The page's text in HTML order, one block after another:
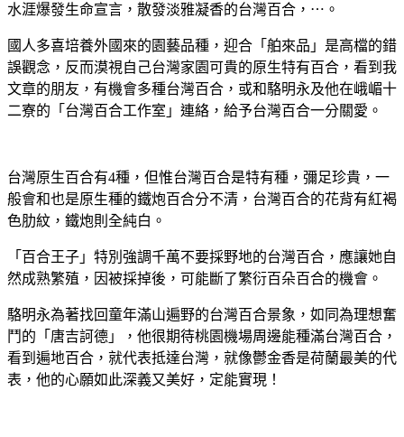
水涯爆發生命宣言，散發淡雅凝香的台灣百合，⋯。
國人多喜培養外國來的園藝品種，迎合「舶來品」是高檔的錯
誤觀念，反而漠視自己台灣家園可貴的原生特有百合，看到我
文章的朋友，有機會多種台灣百合，或和駱明永及他在峨嵋十
二寮的「台灣百合工作室」連絡，給予台灣百合一分關愛。
台灣原生百合有4種，但惟台灣百合是特有種，彌足珍貴，一
般會和也是原生種的鐵炮百合分不清，台灣百合的花背有紅褐
色肋紋，鐵炮則全純白。
「百合王子」特別強調千萬不要採野地的台灣百合，應讓她自
然成熟繁殖，因被採掉後，可能斷了繁衍百朵百合的機會。
駱明永為著找回童年滿山遍野的台灣百合景象，如同為理想奮
鬥的「唐吉訶德」，他很期待桃園機場周邊能種滿台灣百合，
看到遍地百合，就代表抵達台灣，就像鬱金香是荷蘭最美的代
表，他的心願如此深義又美好，定能實現！